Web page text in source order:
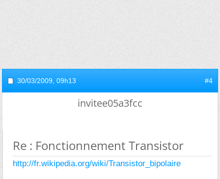
30/03/2009, 09h13 #4
invitee05a3fcc
Re : Fonctionnement Transistor
http://fr.wikipedia.org/wiki/Transistor_bipolaire